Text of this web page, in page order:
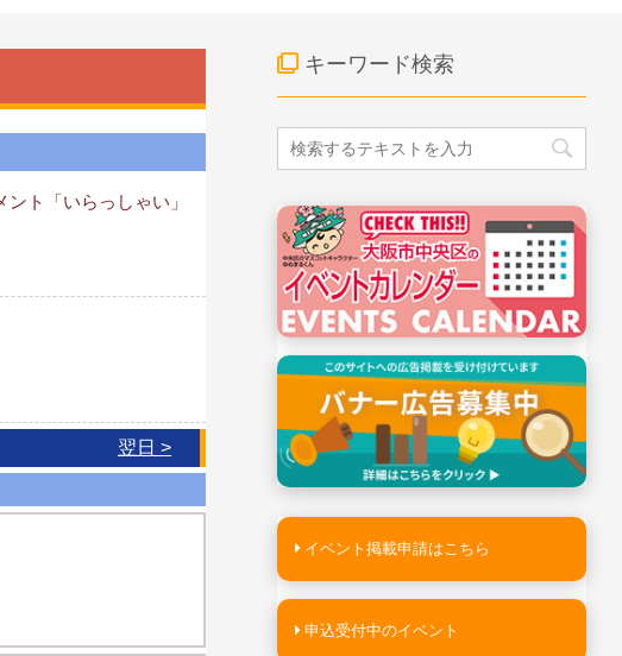
ト「いらっしゃい」
翌日 >
キーワード検索
イベント掲載申請はこちら
申込受付中のイベント